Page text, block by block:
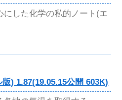
にした化学の私的ノート(エ
) 1.87(19.05.15公開 603K)